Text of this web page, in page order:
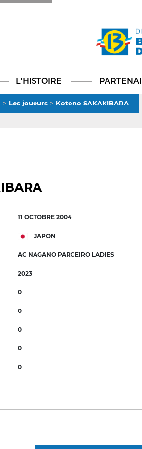
LinkedIn
X
L'HISTOIRE
> Les joueurs > Kotono SAKAKIBARA
11 OCTOBRE 2004
JAPON
AC NAGANO PARCEIRO LADIES
2023
0
0
0
0
0